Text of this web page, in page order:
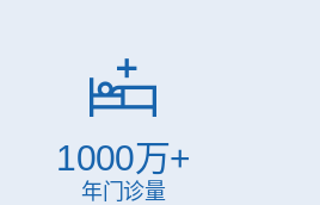
1000万+
年门诊量